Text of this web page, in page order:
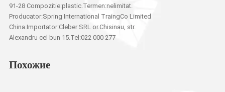
91-28 Compozitie:plastic.Termen:nelimitat.
Producator:Spring International TraingCo Limited
China.Importator:Cleber SRL or.Chisinau, str.
Alexandru cel bun 15.Tel:022 000 277
Похожие